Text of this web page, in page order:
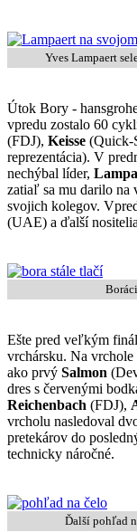
Yves Lampaert
Útok Bory -
vpredu zostalo 60
(FDJ), Keisse (Quick-
reprezentácia). V
nechýbal líder,
zatiaľ sa mu darilo na
svojich kolegov.
(UAE) a ďalší
Ešte pred veľkým
vrchársku. Na vrchole
ako prvý Salmon
dres s červenými
Reichenbach (FDJ),
vrcholu nasledoval
pretekárov do
technicky náročné.
Ďalší pohľad